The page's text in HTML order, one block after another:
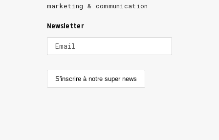
marketing & communication
Newsletter